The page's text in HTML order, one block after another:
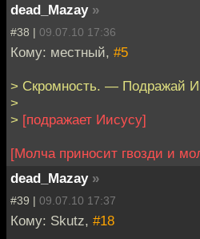
dead_Mazay »
#38 | 09.07.10 17:36
Кому: местный, #5
> Скромность. — Подражай
>
> [подражает Иисусу]
[Молча приносит гвозди и
dead_Mazay »
#39 | 09.07.10 17:37
Кому: Skutz, #18